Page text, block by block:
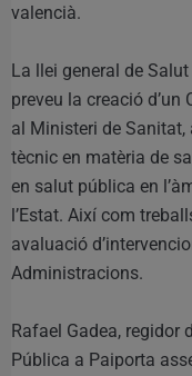
valencià.
La llei general de
preveu la creació
al Ministeri de Sanitat,
tècnic en matèria de
en salut pública en
l’Estat. Així com
avaluació
Administracions.
Rafael Gadea, regidor
Pública a Paiporta